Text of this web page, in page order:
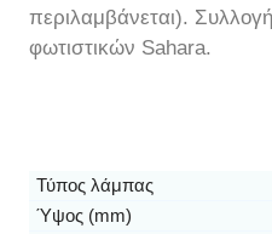
περιλαμβάνεται).
φωτιστικών Sahara.
Τύπος λάμπας
Ύψος (mm)